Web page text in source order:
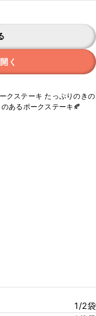
く
クステーキ たっぷりのきの
あるポークステーキ🍂
1/2袋